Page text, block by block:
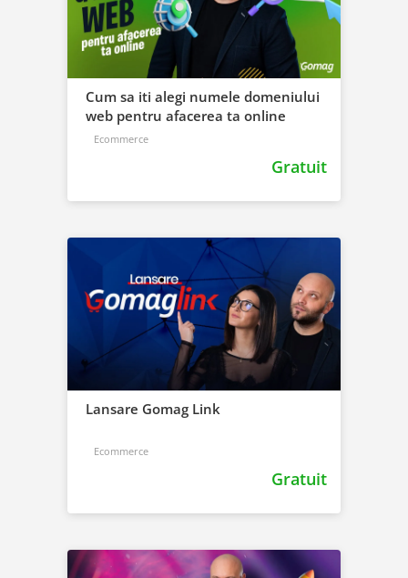
Cum sa iti alegi numele domeniului
web pentru afacerea ta online
Ecommerce
Gratuit
Lansare Gomag Link
Ecommerce
Gratuit